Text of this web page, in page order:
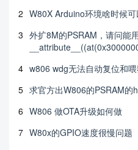
2 W80X Arduino环境啥时候
3 外扩8M的PSRAM，请问能
4 w806 wdg无法自动复位和
5 求官方出W806的PSRAM的
6 W806 做OTA升级如何做
7 W80x的GPIO速度很慢问题